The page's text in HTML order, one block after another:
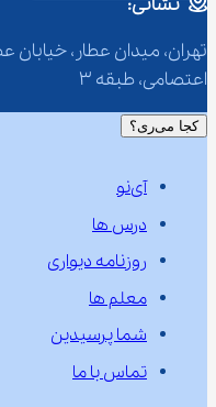
اعتصامی، طبقه 3
کجا می‌ری؟
آی‌نو
درس ها
روزنامه دیواری
معلم ها
شما پرسیدین
تماس با ما